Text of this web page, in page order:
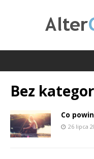
Bez
Co
26 lipca